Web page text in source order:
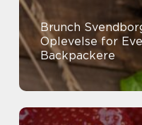
Brunch
Oplevelse for
Backpackere